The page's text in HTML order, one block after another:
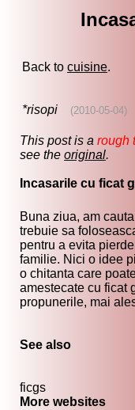
Back to cuisine.
*risopi (2010-05-04)
This post is a rough
see the original.
Incasarile cu ficat
Buna ziua, am
trebuie sa
pentru a evita
familie. Nici o idee
o chitanta care
amestecate cu ficat
propunerile, mai
See also
ficgs
More websites